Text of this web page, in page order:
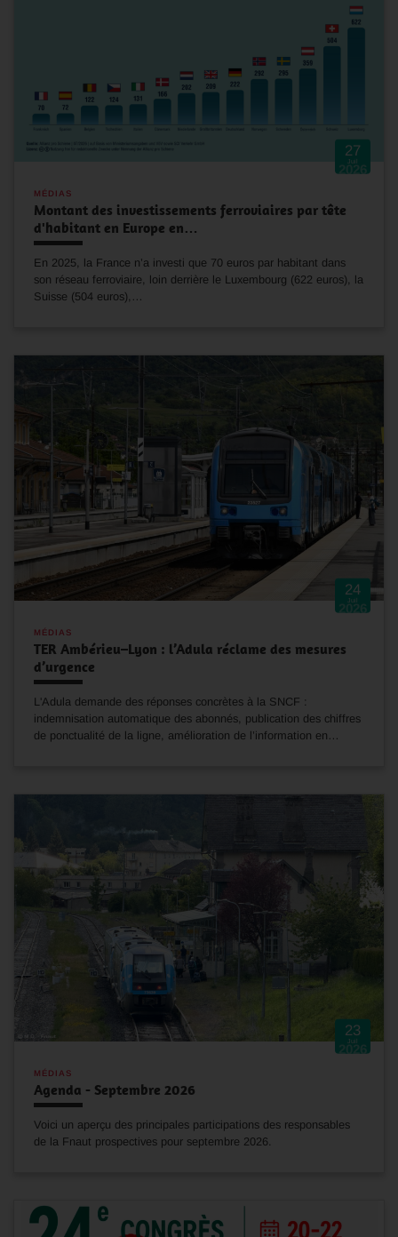
27
Juil
2026
MÉDIAS
Montant des investissements ferroviaires par tête
d'habitant en Europe en…
En 2025, la France n’a investi que 70 euros par habitant dans
son réseau ferroviaire, loin derrière le Luxembourg (622 euros), la
Suisse (504 euros),…
24
Juil
2026
MÉDIAS
TER Ambérieu–Lyon : l’Adula réclame des mesures
d’urgence
L'Adula demande des réponses concrètes à la SNCF :
indemnisation automatique des abonnés, publication des chiffres
de ponctualité de la ligne, amélioration de l’information en…
23
Juil
2026
MÉDIAS
Agenda - Septembre 2026
Voici un aperçu des principales participations des responsables
de la Fnaut prospectives pour septembre 2026.